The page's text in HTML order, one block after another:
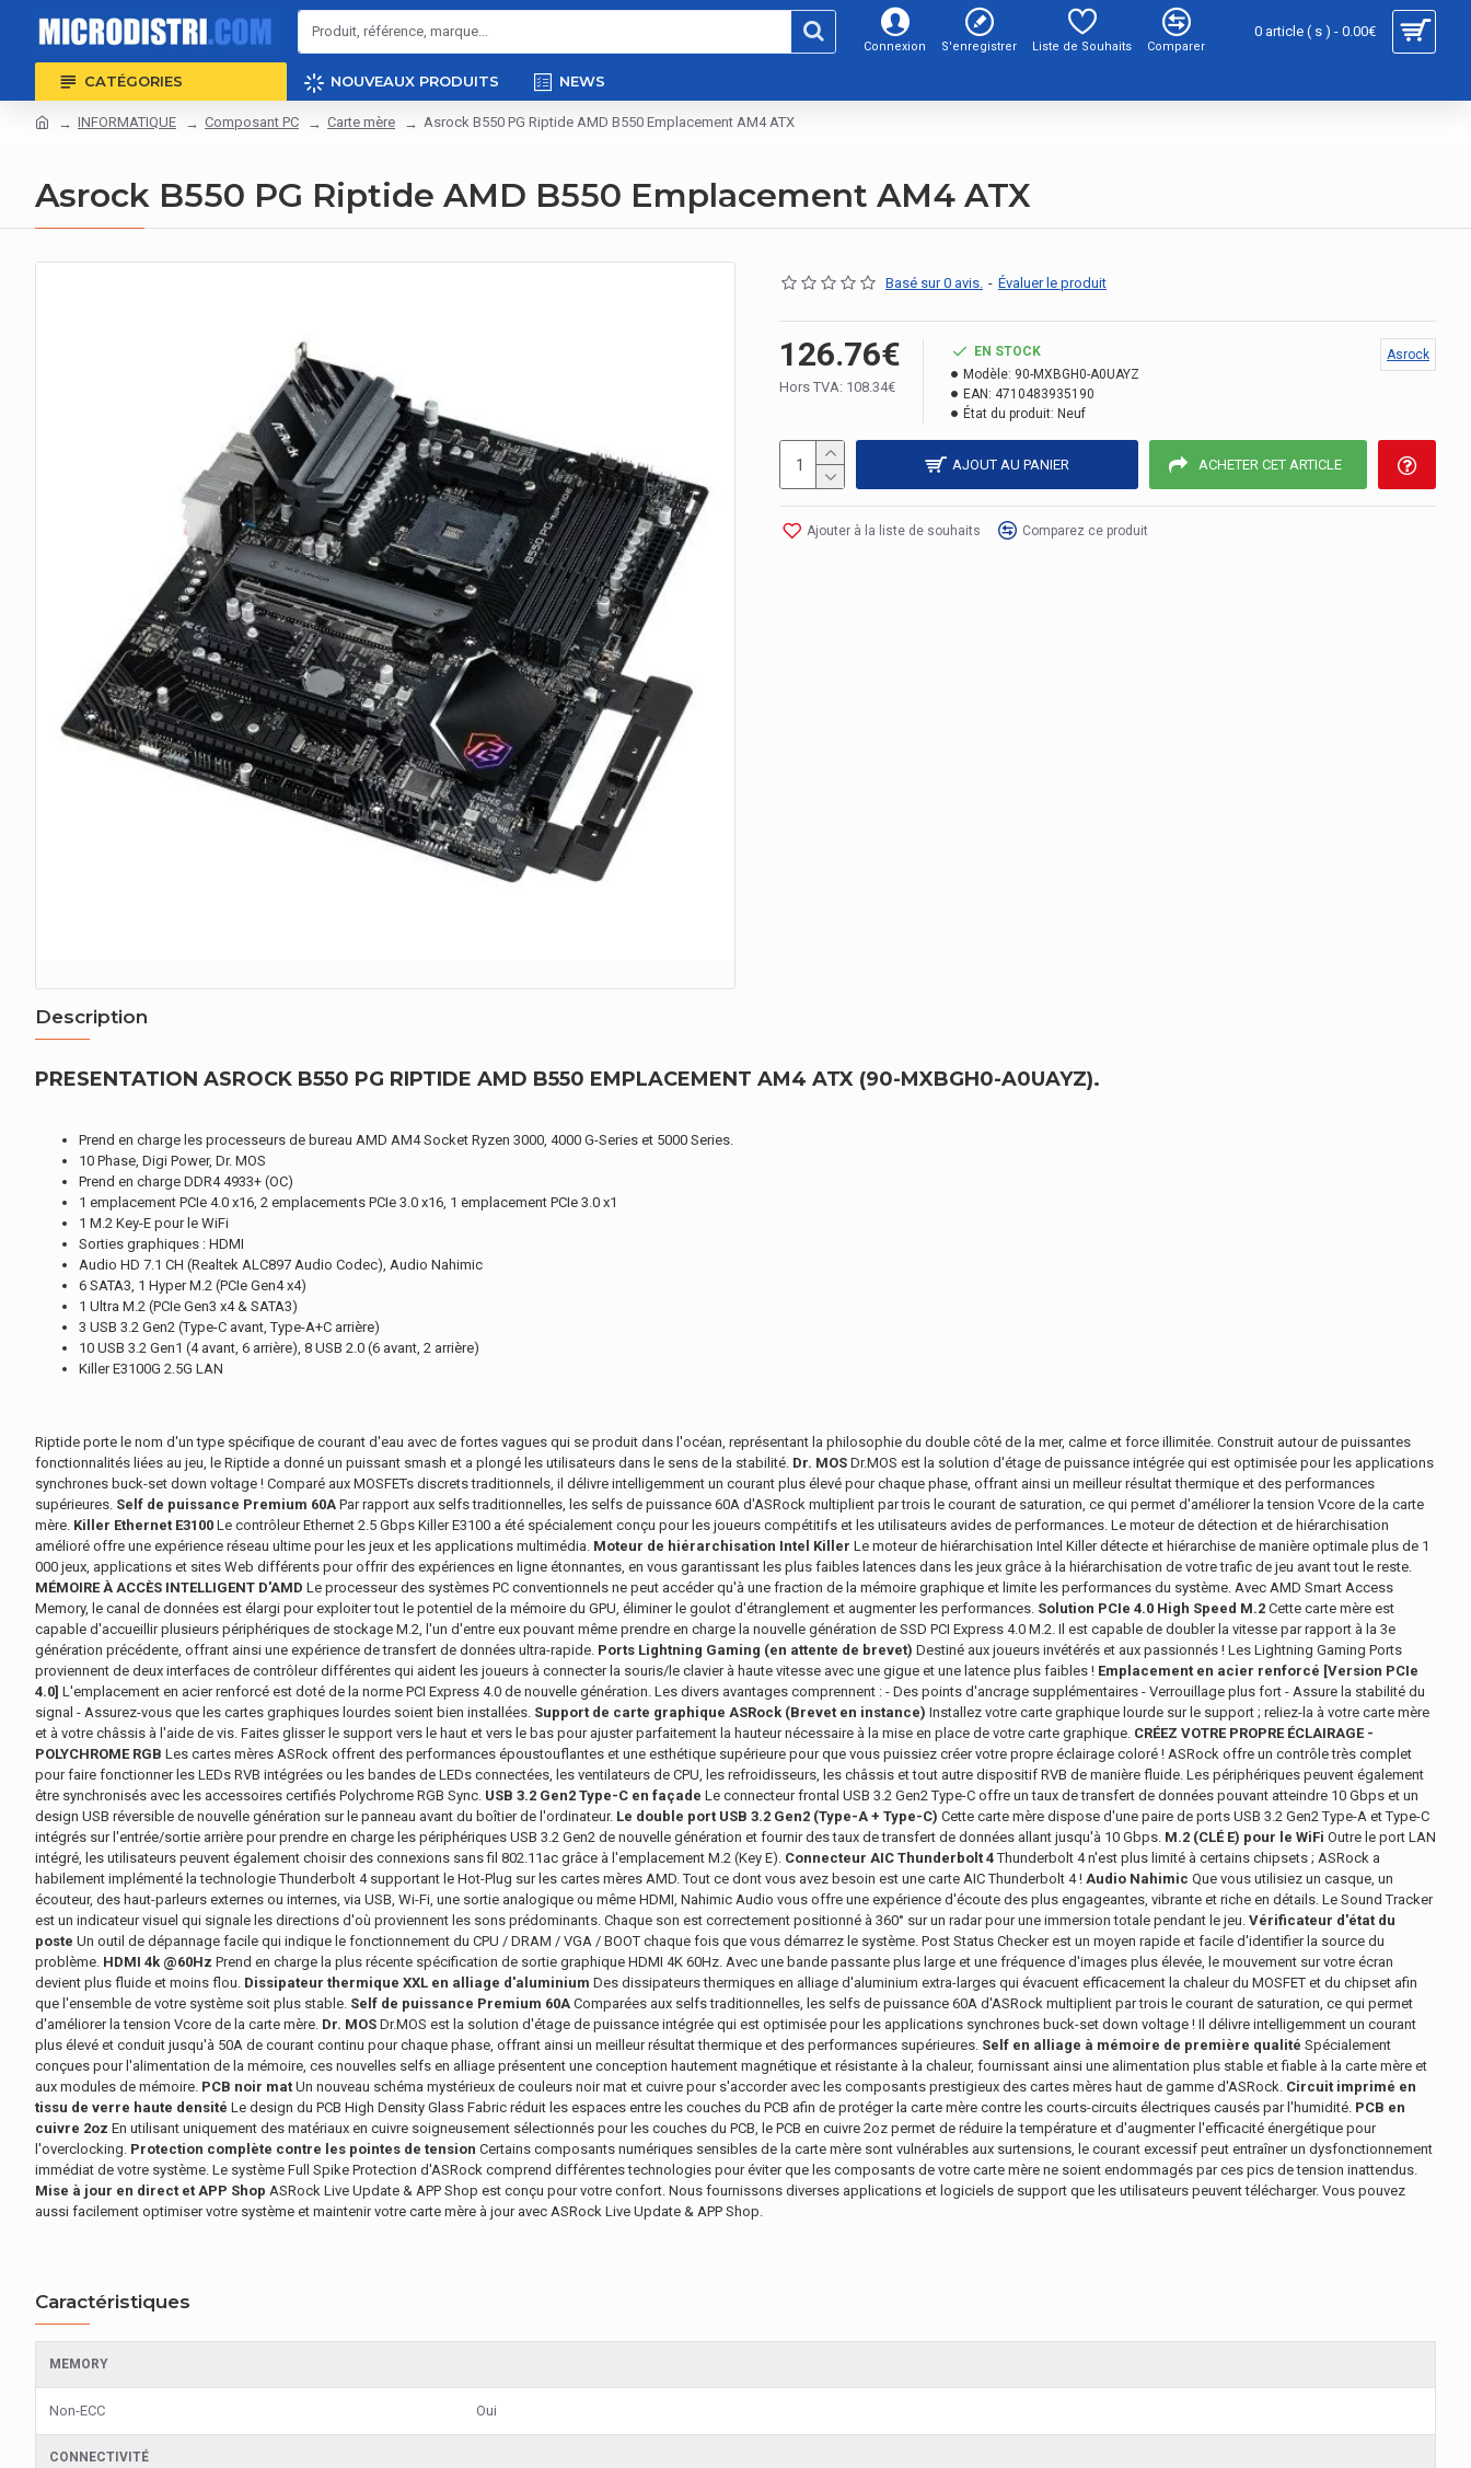
Connexion S'enregistrer Liste de Souhaits Comparer
0 article ( s ) - 0.00€
CATÉGORIES NOUVEAUX PRODUITS NEWS
INFORMATIQUE Composant PC Carte mère Asrock B550 PG Riptide AMD B550 Emplacement AM4 ATX
Asrock B550 PG Riptide AMD B550 Emplacement AM4 ATX
Basé sur 0 avis. - Évaluer le produit
126.76€
Hors TVA: 108.34€
EN STOCK
Modèle: 90-MXBGH0-A0UAYZ
EAN: 4710483935190
État du produit: Neuf
Asrock
AJOUT AU PANIER ACHETER CET ARTICLE
Ajouter à la liste de souhaits Comparez ce produit
Description
PRESENTATION ASROCK B550 PG RIPTIDE AMD B550 EMPLACEMENT AM4 ATX (90-MXBGH0-A0UAYZ).
Prend en charge les processeurs de bureau AMD AM4 Socket Ryzen 3000, 4000 G-Series et 5000 Series.
10 Phase, Digi Power, Dr. MOS
Prend en charge DDR4 4933+ (OC)
1 emplacement PCIe 4.0 x16, 2 emplacements PCIe 3.0 x16, 1 emplacement PCIe 3.0 x1
1 M.2 Key-E pour le WiFi
Sorties graphiques : HDMI
Audio HD 7.1 CH (Realtek ALC897 Audio Codec), Audio Nahimic
6 SATA3, 1 Hyper M.2 (PCIe Gen4 x4)
1 Ultra M.2 (PCIe Gen3 x4 & SATA3)
3 USB 3.2 Gen2 (Type-C avant, Type-A+C arrière)
10 USB 3.2 Gen1 (4 avant, 6 arrière), 8 USB 2.0 (6 avant, 2 arrière)
Killer E3100G 2.5G LAN
Riptide porte le nom d'un type spécifique de courant d'eau avec de fortes vagues qui se produit dans l'océan, représentant la philosophie du double côté de la mer, calme et force illimitée. Construit autour de puissantes
fonctionnalités liées au jeu, le Riptide a donné un puissant smash et a plongé les utilisateurs dans le sens de la stabilité. Dr. MOS Dr.MOS est la solution d'étage de puissance intégrée qui est optimisée pour les applications
synchrones buck-set down voltage ! Comparé aux MOSFETs discrets traditionnels, il délivre intelligemment un courant plus élevé pour chaque phase, offrant ainsi un meilleur résultat thermique et des performances
supérieures. Self de puissance Premium 60A Par rapport aux selfs traditionnelles, les selfs de puissance 60A d'ASRock multiplient par trois le courant de saturation, ce qui permet d'améliorer la tension Vcore de la carte
mère. Killer Ethernet E3100 Le contrôleur Ethernet 2.5 Gbps Killer E3100 a été spécialement conçu pour les joueurs compétitifs et les utilisateurs avides de performances. Le moteur de détection et de hiérarchisation
amélioré offre une expérience réseau ultime pour les jeux et les applications multimédia. Moteur de hiérarchisation Intel Killer Le moteur de hiérarchisation Intel Killer détecte et hiérarchise de manière optimale plus de 1
000 jeux, applications et sites Web différents pour offrir des expériences en ligne étonnantes, en vous garantissant les plus faibles latences dans les jeux grâce à la hiérarchisation de votre trafic de jeu avant tout le reste.
MÉMOIRE À ACCÈS INTELLIGENT D'AMD Le processeur des systèmes PC conventionnels ne peut accéder qu'à une fraction de la mémoire graphique et limite les performances du système. Avec AMD Smart Access
Memory, le canal de données est élargi pour exploiter tout le potentiel de la mémoire du GPU, éliminer le goulot d'étranglement et augmenter les performances. Solution PCIe 4.0 High Speed M.2 Cette carte mère est
capable d'accueillir plusieurs périphériques de stockage M.2, l'un d'entre eux pouvant même prendre en charge la nouvelle génération de SSD PCI Express 4.0 M.2. Il est capable de doubler la vitesse par rapport à la 3e
génération précédente, offrant ainsi une expérience de transfert de données ultra-rapide. Ports Lightning Gaming (en attente de brevet) Destiné aux joueurs invétérés et aux passionnés ! Les Lightning Gaming Ports
proviennent de deux interfaces de contrôleur différentes qui aident les joueurs à connecter la souris/le clavier à haute vitesse avec une gigue et une latence plus faibles ! Emplacement en acier renforcé [Version PCIe
4.0] L'emplacement en acier renforcé est doté de la norme PCI Express 4.0 de nouvelle génération. Les divers avantages comprennent : - Des points d'ancrage supplémentaires - Verrouillage plus fort - Assure la stabilité du
signal - Assurez-vous que les cartes graphiques lourdes soient bien installées. Support de carte graphique ASRock (Brevet en instance) Installez votre carte graphique lourde sur le support ; reliez-la à votre carte mère
et à votre châssis à l'aide de vis. Faites glisser le support vers le haut et vers le bas pour ajuster parfaitement la hauteur nécessaire à la mise en place de votre carte graphique. CRÉEZ VOTRE PROPRE ÉCLAIRAGE -
POLYCHROME RGB Les cartes mères ASRock offrent des performances époustouflantes et une esthétique supérieure pour que vous puissiez créer votre propre éclairage coloré ! ASRock offre un contrôle très complet
pour faire fonctionner les LEDs RVB intégrées ou les bandes de LEDs connectées, les ventilateurs de CPU, les refroidisseurs, les châssis et tout autre dispositif RVB de manière fluide. Les périphériques peuvent également
être synchronisés avec les accessoires certifiés Polychrome RGB Sync. USB 3.2 Gen2 Type-C en façade Le connecteur frontal USB 3.2 Gen2 Type-C offre un taux de transfert de données pouvant atteindre 10 Gbps et un
design USB réversible de nouvelle génération sur le panneau avant du boîtier de l'ordinateur. Le double port USB 3.2 Gen2 (Type-A + Type-C) Cette carte mère dispose d'une paire de ports USB 3.2 Gen2 Type-A et Type-C
intégrés sur l'entrée/sortie arrière pour prendre en charge les périphériques USB 3.2 Gen2 de nouvelle génération et fournir des taux de transfert de données allant jusqu'à 10 Gbps. M.2 (CLÉ E) pour le WiFi Outre le port LAN
intégré, les utilisateurs peuvent également choisir des connexions sans fil 802.11ac grâce à l'emplacement M.2 (Key E). Connecteur AIC Thunderbolt 4Thunderbolt 4 n'est plus limité à certains chipsets ; ASRock a
habilement implémenté la technologie Thunderbolt 4 supportant le Hot-Plug sur les cartes mères AMD. Tout ce dont vous avez besoin est une carte AIC Thunderbolt 4 ! Audio Nahimic Que vous utilisiez un casque, un
écouteur, des haut-parleurs externes ou internes, via USB, Wi-Fi, une sortie analogique ou même HDMI, Nahimic Audio vous offre une expérience d'écoute des plus engageantes, vibrante et riche en détails. Le Sound Tracker
est un indicateur visuel qui signale les directions d'où proviennent les sons prédominants. Chaque son est correctement positionné à 360° sur un radar pour une immersion totale pendant le jeu. Vérificateur d'état du
poste Un outil de dépannage facile qui indique le fonctionnement du CPU / DRAM / VGA / BOOT chaque fois que vous démarrez le système. Post Status Checker est un moyen rapide et facile d'identifier la source du
problème. HDMI 4k @60Hz Prend en charge la plus récente spécification de sortie graphique HDMI 4K 60Hz. Avec une bande passante plus large et une fréquence d'images plus élevée, le mouvement sur votre écran
devient plus fluide et moins flou. Dissipateur thermique XXL en alliage d'aluminium Des dissipateurs thermiques en alliage d'aluminium extra-larges qui évacuent efficacement la chaleur du MOSFET et du chipset afin
que l'ensemble de votre système soit plus stable. Self de puissance Premium 60A Comparées aux selfs traditionnelles, les selfs de puissance 60A d'ASRock multiplient par trois le courant de saturation, ce qui permet
d'améliorer la tension Vcore de la carte mère. Dr. MOS Dr.MOS est la solution d'étage de puissance intégrée qui est optimisée pour les applications synchrones buck-set down voltage ! Il délivre intelligemment un courant
plus élevé et conduit jusqu'à 50A de courant continu pour chaque phase, offrant ainsi un meilleur résultat thermique et des performances supérieures. Self en alliage à mémoire de première qualité Spécialement
conçues pour l'alimentation de la mémoire, ces nouvelles selfs en alliage présentent une conception hautement magnétique et résistante à la chaleur, fournissant ainsi une alimentation plus stable et fiable à la carte mère et
aux modules de mémoire. PCB noir mat Un nouveau schéma mystérieux de couleurs noir mat et cuivre pour s'accorder avec les composants prestigieux des cartes mères haut de gamme d'ASRock. Circuit imprimé en
tissu de verre haute densité Le design du PCB High Density Glass Fabric réduit les espaces entre les couches du PCB afin de protéger la carte mère contre les courts-circuits électriques causés par l'humidité. PCB en
cuivre 2oz En utilisant uniquement des matériaux en cuivre soigneusement sélectionnés pour les couches du PCB, le PCB en cuivre 2oz permet de réduire la température et d'augmenter l'efficacité énergétique pour
l'overclocking. Protection complète contre les pointes de tension Certains composants numériques sensibles de la carte mère sont vulnérables aux surtensions, le courant excessif peut entraîner un dysfonctionnement
immédiat de votre système. Le système Full Spike Protection d'ASRock comprend différentes technologies pour éviter que les composants de votre carte mère ne soient endommagés par ces pics de tension inattendus.
Mise à jour en direct et APP Shop ASRock Live Update & APP Shop est conçu pour votre confort. Nous fournissons diverses applications et logiciels de support que les utilisateurs peuvent télécharger. Vous pouvez
aussi facilement optimiser votre système et maintenir votre carte mère à jour avec ASRock Live Update & APP Shop.
Caractéristiques
MEMORY
Non-ECC Oui
CONNECTIVITÉ